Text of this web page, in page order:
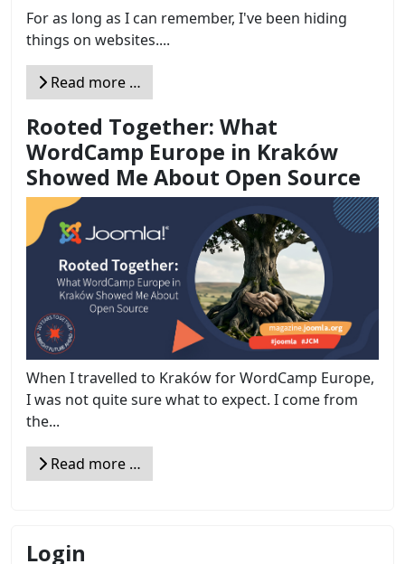
For as long as I can remember, I've been hiding
things on websites....
Read more …
Rooted Together: What
WordCamp Europe in Kraków
Showed Me About Open Source
When I travelled to Kraków for WordCamp Europe,
I was not quite sure what to expect. I come from
the...
Read more …
Login